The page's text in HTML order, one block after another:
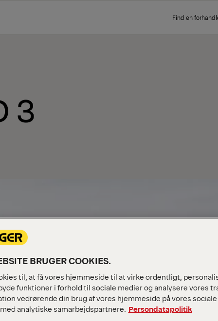
Find en
3
BRUGER COOKIES.
til, at få vores hjemmeside til at virke ordentligt,
funktioner i forhold til sociale medier og analysere vores
vedrørende din brug af vores hjemmeside på vores
analytiske samarbejdspartnere. Persondatapolitik